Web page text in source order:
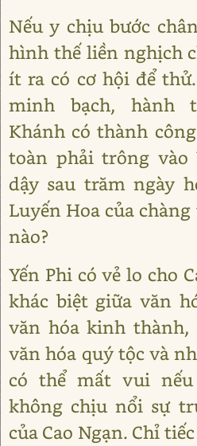
Nếu y chịu bước
hình thế liền nghịch
ít ra có cơ hội để
minh bạch, hành
Khánh có thành
toàn phải trông vào
dậy sau trăm ngày
Luyến Hoa của
nào?
Yến Phi có vẻ lo cho
khác biệt giữa văn
văn hóa kinh
văn hóa quý tộc và
có thể mất vui
không chịu nổi sự
của Cao Ngạn. Chỉ